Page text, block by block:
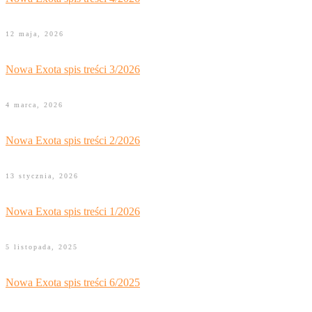
12 maja, 2026
Nowa Exota spis treści 3/2026
4 marca, 2026
Nowa Exota spis treści 2/2026
13 stycznia, 2026
Nowa Exota spis treści 1/2026
5 listopada, 2025
Nowa Exota spis treści 6/2025